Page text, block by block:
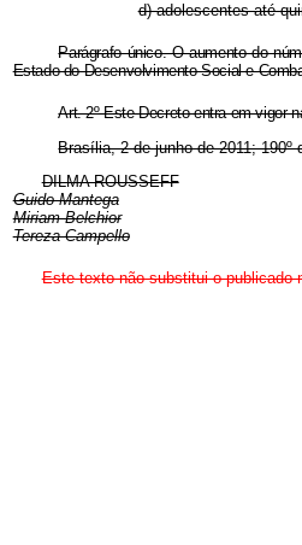
d) adolescentes até
Parágrafo único. O aumento do
Estado do Desenvolvimento Social e
Art. 2º Este Decreto entra em vigor
Brasília, 2 de junho de 2011; 190º
DILMA ROUSSEFF
Guido Mantega
Miriam Belchior
Tereza Campello
Este texto não substitui o publicado